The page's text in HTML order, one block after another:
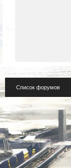
Список форумов